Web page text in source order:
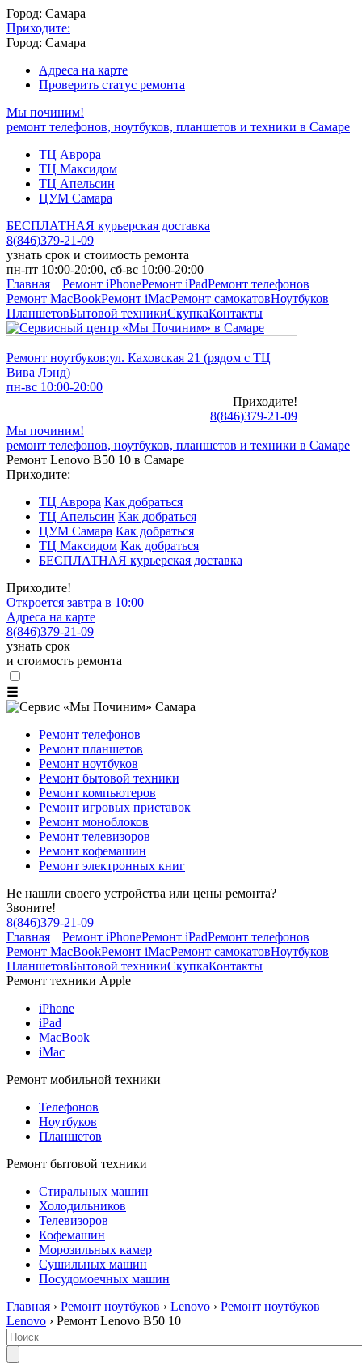
Город: Самара
Приходите:
Город: Самара
Адреса на карте
Проверить статус ремонта
Мы починим!
ремонт телефонов, ноутбуков, планшетов и техники в Самаре
ТЦ Аврора
ТЦ Максидом
ТЦ Апельсин
ЦУМ Самара
БЕСПЛАТНАЯ курьерская доставка
8(846)379-21-09
узнать срок и стоимость ремонта
пн-пт 10:00-20:00, сб-вс 10:00-20:00
Главная
Ремонт iPhoneРемонт iPadРемонт телефонов
Ремонт MacBookРемонт iMacРемонт самокатовНоутбуков
ПланшетовБытовой техникиСкупкаКонтакты
Ремонт ноутбуков:ул. Каховская 21 (рядом с ТЦ
Вива Лэнд)
пн-вс 10:00-20:00
Приходите!
8(846)379-21-09
Мы починим!
ремонт телефонов, ноутбуков, планшетов и техники в Самаре
Ремонт Lenovo B50 10 в Самаре
Приходите:
ТЦ Аврора Как добраться
ТЦ Апельсин Как добраться
ЦУМ Самара Как добраться
ТЦ Максидом Как добраться
БЕСПЛАТНАЯ курьерская доставка
Приходите!
Откроется завтра в 10:00
Адреса на карте
8(846)379-21-09
узнать срок
и стоимость ремонта
☰
Ремонт телефонов
Ремонт планшетов
Ремонт ноутбуков
Ремонт бытовой техники
Ремонт компьютеров
Ремонт игровых приставок
Ремонт моноблоков
Ремонт телевизоров
Ремонт кофемашин
Ремонт электронных книг
Не нашли своего устройства или цены ремонта?
Звоните!
8(846)379-21-09
Главная
Ремонт iPhoneРемонт iPadРемонт телефонов
Ремонт MacBookРемонт iMacРемонт самокатовНоутбуков
ПланшетовБытовой техникиСкупкаКонтакты
Ремонт техники Apple
iPhone
iPad
MacBook
iMac
Ремонт мобильной техники
Телефонов
Ноутбуков
Планшетов
Ремонт бытовой техники
Стиральных машин
Холодильников
Телевизоров
Кофемашин
Морозильных камер
Сушильных машин
Посудомоечных машин
Главная › Ремонт ноутбуков › Lenovo › Ремонт ноутбуков
Lenovo › Ремонт Lenovo B50 10